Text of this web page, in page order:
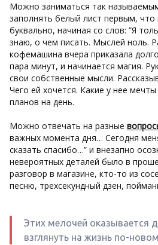
Можно заниматься так
заполнять белый лист первым, что
буквально, начиная со слов: ”Я
знаю, о чем писать. Мыслей ноль.
кофемашина вчера приказала
пара минут, и начинается магия.
свои собственные мысли.
Чего ей хочется. Какие у нее
планов на день.
Можно отвечать на разные
важных момента дня… Сегодня
сказать спасибо…” и внезапно
невероятных деталей было в
разговор в магазине, кто-то из
песню, трехсекундный дзен,
Этих мелочей оказывается
взглянуть на жизнь по-